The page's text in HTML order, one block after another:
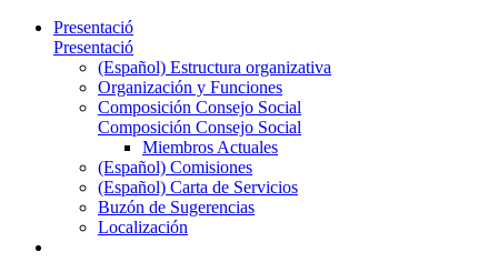
Presentació
Presentació
(Español) Estructura organizativa
Organización y Funciones
Composición Consejo Social
Composición Consejo Social
Miembros Actuales
(Español) Comisiones
(Español) Carta de Servicios
Buzón de Sugerencias
Localización